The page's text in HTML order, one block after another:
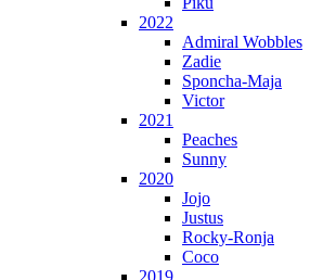
2022
Admiral Wobbles
Zadie
Sponcha-Maja
Victor
2021
Peaches
Sunny
2020
Jojo
Justus
Rocky-Ronja
Coco
2019